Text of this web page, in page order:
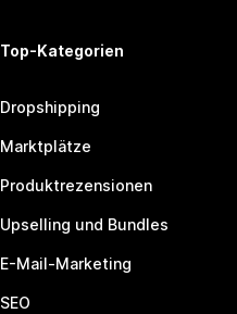
Top-Kategorien
Dropshipping
Marktplätze
Produktrezensionen
Upselling und Bundles
E-Mail-Marketing
SEO